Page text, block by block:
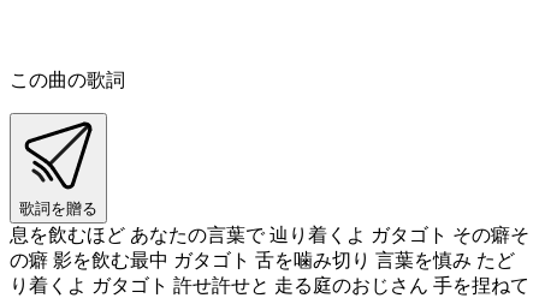
この曲の歌詞
歌詞を贈る
息を飲むほど あなたの言葉で 辿り着くよ ガタゴト その癖そ
の癖 影を飲む最中 ガタゴト 舌を噛み切り 言葉を慎み たど
り着くよ ガタゴト 許せ許せと 走る庭のおじさん 手を捏ねて